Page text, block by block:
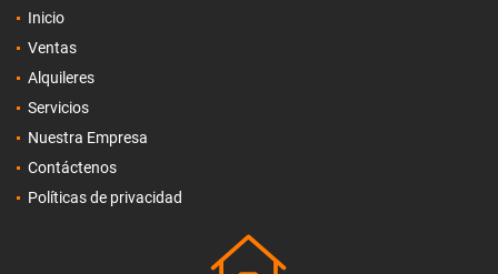
Inicio
Ventas
Alquileres
Servicios
Nuestra Empresa
Contáctenos
Políticas de privacidad